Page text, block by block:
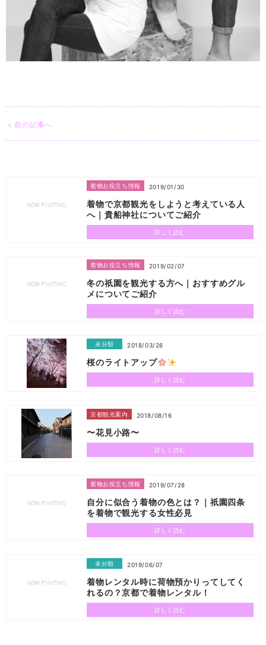
< 前の記事へ
着物お役立ち情報 2019/01/30
着物で京都観光をしようと考えている人
へ｜貴船神社についてご紹介
詳しく読む
着物お役立ち情報 2019/02/07
冬の祇園を観光する方へ｜おすすめグル
メについてご紹介
詳しく読む
未分類 2018/03/26
桜のライトアップ
詳しく読む
京都観光案内 2018/08/16
〜花見小路〜
詳しく読む
着物お役立ち情報 2019/07/28
自分に似合う着物の色とは？｜祇園四条
を着物で観光する女性必見
詳しく読む
未分類 2019/06/07
着物レンタル時に荷物預かりってしてく
れるの？京都で着物レンタル！
詳しく読む